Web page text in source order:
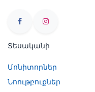
Տեսականի
Մոնիտորներ
Նոութբուքներ